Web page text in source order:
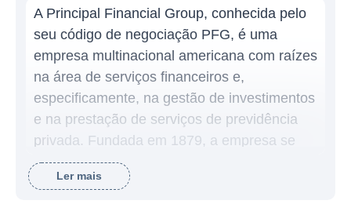
A Principal Financial Group, conhecida pelo
seu código de negociação PFG, é uma
empresa multinacional americana com raízes
na área de serviços financeiros e,
especificamente, na gestão de investimentos
e na prestação de serviços de previdência
privada. Fundada em 1879, a empresa se
especializou em oferecer soluções
financeiras diversificadas, voltadas não
Ler mais